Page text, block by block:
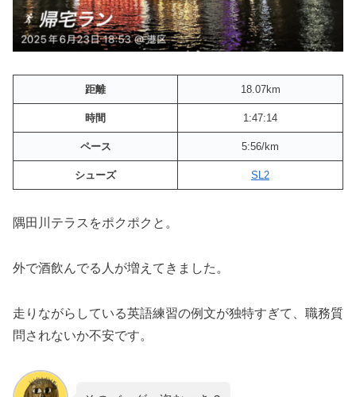
距離 18.07km
時間 1:47:14
ペース 5:56/km
シューズ SL2
隅田川テラスをポクポクと。
外で酒飲んでる人が増えてきました。
走りながらしている英語練習の例文が独特すぎて、職務質
問されないか不安です。